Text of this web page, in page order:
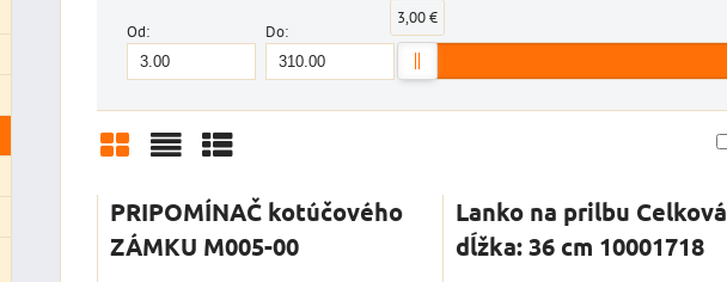
Od: Do:
3,00 €
MriežkaZoznamTabuľka
PRIPOMÍNAČ kotúčového
ZÁMKU M005-00
Lanko na prilbu Celková
dĺžka: 36 cm 10001718